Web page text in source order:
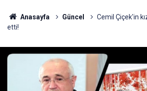
Anasayfa Güncel
Cemil Çiçek'in
etti!